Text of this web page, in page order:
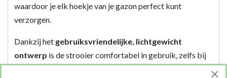
waardoor je elk hoekje van je gazon perfect kunt
verzorgen.
Dankzij het gebruiksvriendelijke, lichtgewicht
ontwerp is de strooier comfortabel in gebruik, zelfs bij
grotere oppervlakken. Met één apparaat kun je graszaad,×